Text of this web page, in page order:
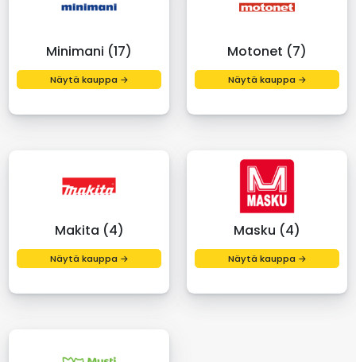
Minimani (17)
Näytä kauppa →
Motonet (7)
Näytä kauppa →
Makita (4)
Näytä kauppa →
Masku (4)
Näytä kauppa →